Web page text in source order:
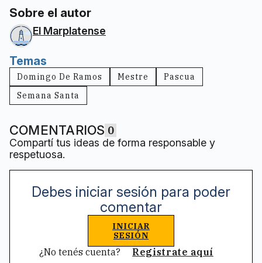
Sobre el autor
El Marplatense
Temas
Domingo De Ramos Mestre
Pascua
Semana Santa
COMENTARIOS 0
Compartí tus ideas de forma responsable y
respetuosa.
Debes iniciar sesión para poder
comentar
INICIAR
SESIÓN
¿No tenés cuenta? Registrate aquí